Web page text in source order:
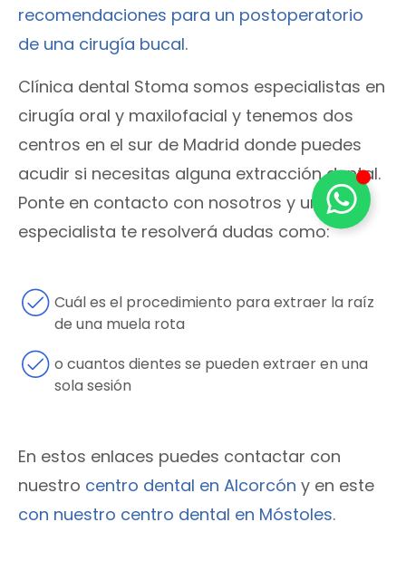
recomendaciones para un postoperatorio
de una cirugía bucal.
Clínica dental Stoma somos especialistas en
cirugía oral y maxilofacial y tenemos dos
centros en el sur de Madrid donde puedes
acudir si necesitas alguna extracción dental.
Ponte en contacto con nosotros y un
especialista te resolverá dudas como:
Cuál es el procedimiento para extraer la raíz
de una muela rota
o cuantos dientes se pueden extraer en una
sola sesión
En estos enlaces puedes contactar con
nuestro centro dental en Alcorcón y en este
con nuestro centro dental en Móstoles.